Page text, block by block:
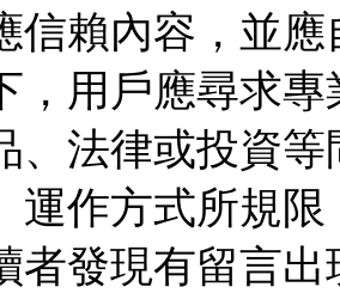
信賴內容，並
，用戶應尋求
、法律或投資
運作方式所規
者發現有留言